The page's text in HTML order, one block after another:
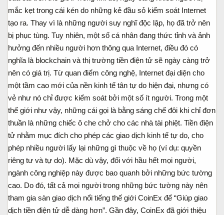
mắc kẹt trong cái kén do những kẻ đầu sỏ kiểm soát Internet
tạo ra. Thay vì là những người suy nghĩ độc lập, họ đã trở nên
bị phục tùng. Tuy nhiên, một số cá nhân đang thức tỉnh và ảnh
hưởng đến nhiều người hơn thông qua Internet, điều đó có
nghĩa là blockchain và thị trường tiền điện tử sẽ ngày càng trở
nên có giá trị. Từ quan điểm công nghệ, Internet đại diện cho
một tầm cao mới của nền kinh tế tân tự do hiện đại, nhưng có
vẻ như nó chỉ được kiểm soát bởi một số ít người. Trong một
thế giới như vậy, những cái gọi là bằng sáng chế đôi khi chỉ đơn
thuần là những chiếc ô che chở cho các nhà tài phiệt. Tiền điện
tử nhằm mục đích cho phép các giao dịch kinh tế tự do, cho
phép nhiều người lấy lại những gì thuộc về họ (ví dụ: quyền
riêng tư và tự do). Mặc dù vậy, đối với hầu hết mọi người,
ngành công nghiệp này được bao quanh bởi những bức tường
cao. Do đó, tất cả mọi người trong những bức tường này nên
tham gia sàn giao dịch nổi tiếng thế giới CoinEx để “Giúp giao
dịch tiền điện tử dễ dàng hơn”. Gần đây, CoinEx đã giới thiệu